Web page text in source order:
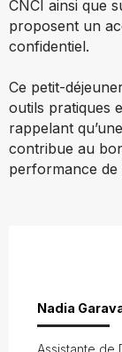
CNCI ainsi que
proposent un
confidentiel.
Ce petit-
outils pratiques
rappelant
contribue au
performance de
Nadia